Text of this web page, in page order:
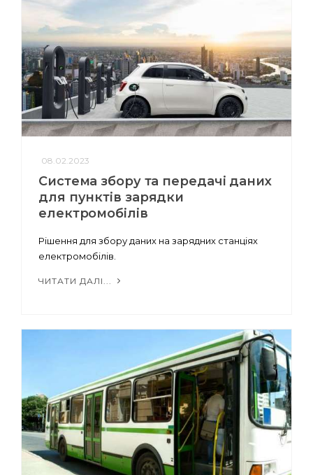
08.02.2023
Система збору та передачі даних
для пунктів зарядки
електромобілів
Рішення для збору даних на зарядних станціях
електромобілів.
ЧИТАТИ ДАЛІ...